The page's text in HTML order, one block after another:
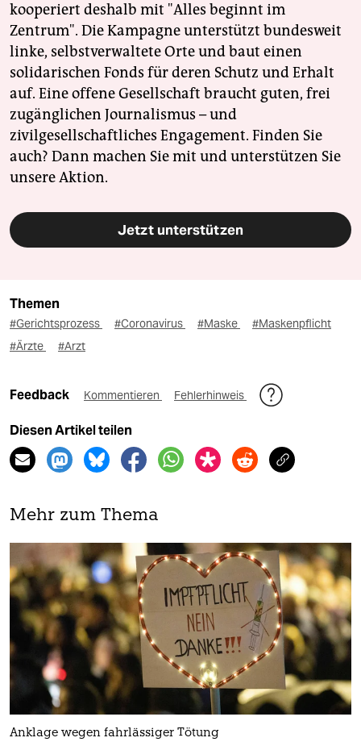
kooperiert deshalb mit "Alles beginnt im
Zentrum". Die Kampagne unterstützt bundesweit
linke, selbstverwaltete Orte und baut einen
solidarischen Fonds für deren Schutz und Erhalt
auf. Eine offene Gesellschaft braucht guten, frei
zugänglichen Journalismus – und
zivilgesellschaftliches Engagement. Finden Sie
auch? Dann machen Sie mit und unterstützen Sie
unsere Aktion.
Jetzt unterstützen
Themen
#Gerichtsprozess #Coronavirus #Maske
#Maskenpflicht
#Ärzte
#Arzt
Feedback Kommentieren Fehlerhinweis
Diesen Artikel teilen
Mehr zum Thema
Anklage wegen fahrlässiger Tötung